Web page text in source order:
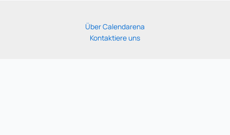
Über Calendarena
Kontaktiere uns